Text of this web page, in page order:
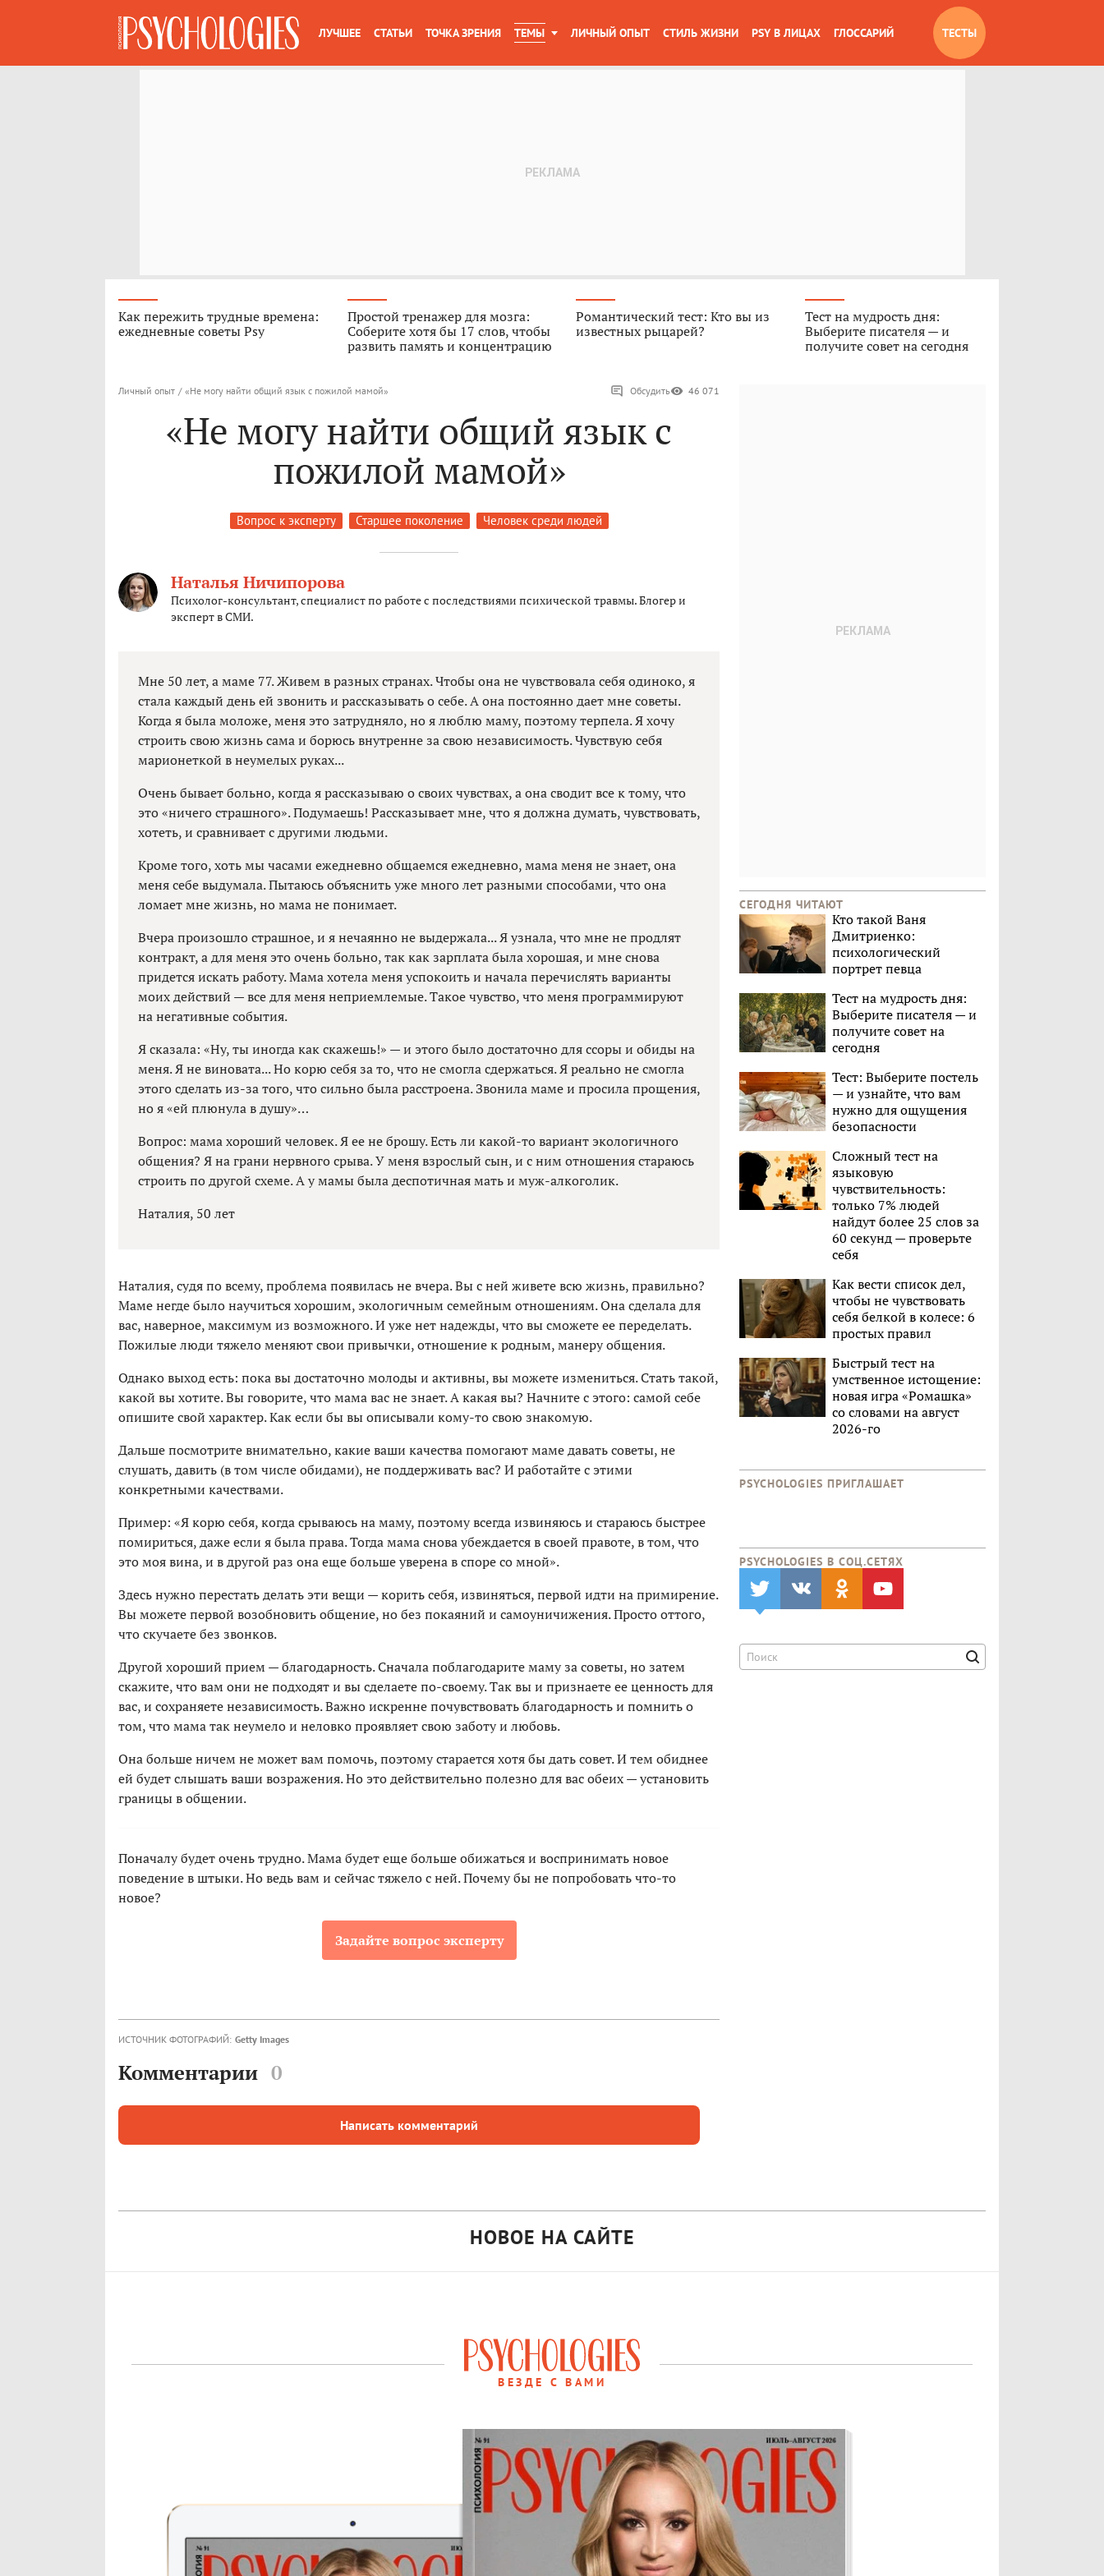
ЛУЧШЕЕ СТАТЬИ ТОЧКА ЗРЕНИЯ ТЕМЫ ЛИЧНЫЙ ОПЫТ СТИЛЬ ЖИЗНИ PSY В ЛИЦАХ ГЛОССАРИЙ ТЕСТЫ
Как пережить трудные времена:
ежедневные советы Psy
Простой тренажер для мозга:
Соберите хотя бы 17 слов, чтобы
развить память и концентрацию
Романтический тест: Кто вы из
известных рыцарей?
Тест на мудрость дня:
Выберите писателя — и
получите совет на сегодня
Личный опыт / «Не могу найти общий язык с пожилой мамой» Обсудить 46 071
«Не могу найти общий язык с
пожилой мамой»
Вопрос к эксперту Старшее поколение Человек среди людей
Наталья Ничипорова
Психолог-консультант, специалист по работе с последствиями психической травмы. Блогер и
эксперт в СМИ.
Мне 50 лет, а маме 77. Живем в разных странах. Чтобы она не чувствовала себя одиноко, я
стала каждый день ей звонить и рассказывать о себе. А она постоянно дает мне советы.
Когда я была моложе, меня это затрудняло, но я люблю маму, поэтому терпела. Я хочу
строить свою жизнь сама и борюсь внутренне за свою независимость. Чувствую себя
марионеткой в неумелых руках...
Очень бывает больно, когда я рассказываю о своих чувствах, а она сводит все к тому, что
это «ничего страшного». Подумаешь! Рассказывает мне, что я должна думать, чувствовать,
хотеть, и сравнивает с другими людьми.
Кроме того, хоть мы часами ежедневно общаемся ежедневно, мама меня не знает, она
меня себе выдумала. Пытаюсь объяснить уже много лет разными способами, что она
ломает мне жизнь, но мама не понимает.
Вчера произошло страшное, и я нечаянно не выдержала... Я узнала, что мне не продлят
контракт, а для меня это очень больно, так как зарплата была хорошая, и мне снова
придется искать работу. Мама хотела меня успокоить и начала перечислять варианты
моих действий — все для меня неприемлемые. Такое чувство, что меня программируют
на негативные события.
Я сказала: «Ну, ты иногда как скажешь!» — и этого было достаточно для ссоры и обиды на
меня. Я не виновата... Но корю себя за то, что не смогла сдержаться. Я реально не смогла
этого сделать из-за того, что сильно была расстроена. Звонила маме и просила прощения,
но я «ей плюнула в душу»…
Вопрос: мама хороший человек. Я ее не брошу. Есть ли какой-то вариант экологичного
общения? Я на грани нервного срыва. У меня взрослый сын, и с ним отношения стараюсь
строить по другой схеме. А у мамы была деспотичная мать и муж-алкоголик.
Наталия, 50 лет
Наталия, судя по всему, проблема появилась не вчера. Вы с ней живете всю жизнь, правильно?
Маме негде было научиться хорошим, экологичным семейным отношениям. Она сделала для
вас, наверное, максимум из возможного. И уже нет надежды, что вы сможете ее переделать.
Пожилые люди тяжело меняют свои привычки, отношение к родным, манеру общения.
Однако выход есть: пока вы достаточно молоды и активны, вы можете измениться. Стать такой,
какой вы хотите. Вы говорите, что мама вас не знает. А какая вы? Начните с этого: самой себе
опишите свой характер. Как если бы вы описывали кому-то свою знакомую.
Дальше посмотрите внимательно, какие ваши качества помогают маме давать советы, не
слушать, давить (в том числе обидами), не поддерживать вас? И работайте с этими
конкретными качествами.
Пример: «Я корю себя, когда срываюсь на маму, поэтому всегда извиняюсь и стараюсь быстрее
помириться, даже если я была права. Тогда мама снова убеждается в своей правоте, в том, что
это моя вина, и в другой раз она еще больше уверена в споре со мной».
Здесь нужно перестать делать эти вещи — корить себя, извиняться, первой идти на примирение.
Вы можете первой возобновить общение, но без покаяний и самоуничижения. Просто оттого,
что скучаете без звонков.
Другой хороший прием — благодарность. Сначала поблагодарите маму за советы, но затем
скажите, что вам они не подходят и вы сделаете по-своему. Так вы и признаете ее ценность для
вас, и сохраняете независимость. Важно искренне почувствовать благодарность и помнить о
том, что мама так неумело и неловко проявляет свою заботу и любовь.
Она больше ничем не может вам помочь, поэтому старается хотя бы дать совет. И тем обиднее
ей будет слышать ваши возражения. Но это действительно полезно для вас обеих — установить
границы в общении.
Поначалу будет очень трудно. Мама будет еще больше обижаться и воспринимать новое
поведение в штыки. Но ведь вам и сейчас тяжело с ней. Почему бы не попробовать что-то
новое?
Задайте вопрос эксперту
ИСТОЧНИК ФОТОГРАФИЙ: Getty Images
Комментарии 0
Написать комментарий
СЕГОДНЯ ЧИТАЮТ
Кто такой Ваня
Дмитриенко:
психологический
портрет певца
Тест на мудрость дня:
Выберите писателя — и
получите совет на
сегодня
Тест: Выберите постель
— и узнайте, что вам
нужно для ощущения
безопасности
Сложный тест на
языковую
чувствительность:
только 7% людей
найдут более 25 слов за
60 секунд — проверьте
себя
Как вести список дел,
чтобы не чувствовать
себя белкой в колесе: 6
простых правил
Быстрый тест на
умственное истощение:
новая игра «Ромашка»
со словами на август
2026-го
PSYCHOLOGIES ПРИГЛАШАЕТ
PSYCHOLOGIES В CОЦ.СЕТЯХ
НОВОЕ НА САЙТЕ
ВЕЗДЕ С ВАМИ